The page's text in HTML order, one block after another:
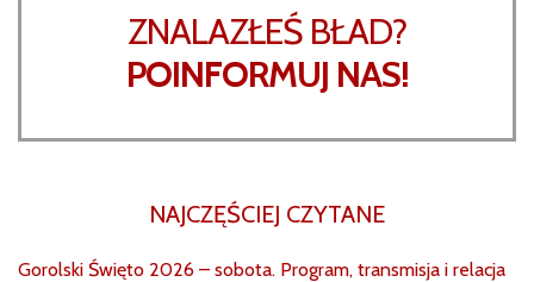
ZNALAZŁEŚ BŁAD?
POINFORMUJ NAS!
NAJCZĘŚCIEJ CZYTANE
Gorolski Święto 2026 – sobota. Program, transmisja i relacja